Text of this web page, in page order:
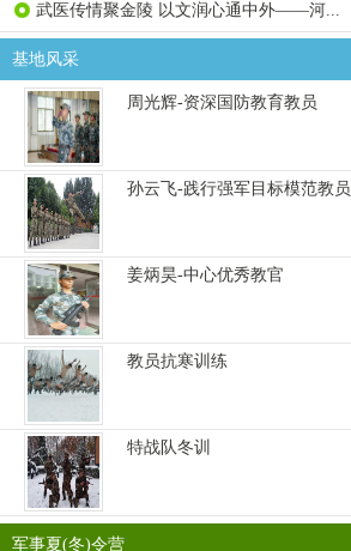
武医传情聚金陵 以文润心通中外——河...
基地风采
周光辉-资深国防教育教员
孙云飞-践行强军目标模范教员
姜炳昊-中心优秀教官
教员抗寒训练
特战队冬训
军事夏(冬)令营